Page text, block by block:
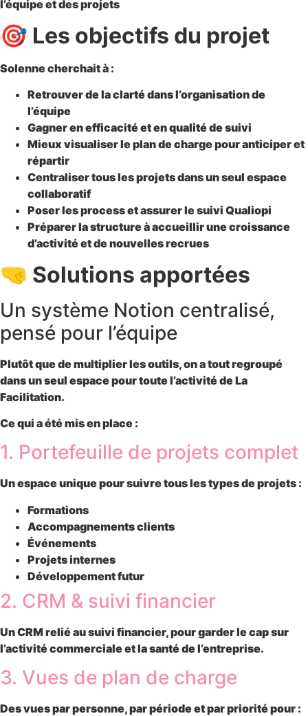
l’équipe et des projets
🎯 Les objectifs du projet
Solenne cherchait à :
Retrouver de la clartédans l’organisation de
l’équipe
Gagner en efficacitéet en qualité de suivi
Mieux visualiser le plan de chargepour anticiper et
répartir
Centralisertous les projets dans un seul espace
collaboratif
Poser les processet assurer le suivi Qualiopi
Préparer la structureà accueillir une croissance
d’activité et de nouvelles recrues
🤜 Solutions apportées
Un système Notion centralisé,
pensé pour l’équipe
Plutôt que de multiplier les outils, on a tout regroupé
dans un seul espace pour toute l’activité de La
Facilitation.
Ce qui a été mis en place :
1. Portefeuille de projets complet
Un espace unique pour suivretous les types de projets :
Formations
Accompagnements clients
Événements
Projets internes
Développement futur
2. CRM & suivi financier
UnCRMrelié ausuivi financier, pour garder le cap sur
l’activité commerciale et la santé de l’entreprise.
3. Vues de plan de charge
Desvues par personne, par période et par prioritépour :